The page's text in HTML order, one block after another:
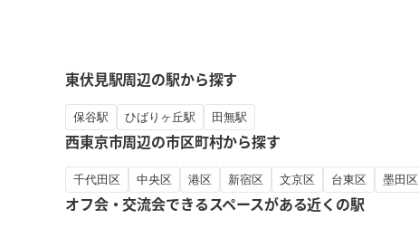
東伏見駅周辺の駅から探す
保谷駅 ひばりヶ丘駅 田無駅
西東京市周辺の市区町村から探す
千代田区 中央区 港区 新宿区 文京区 台東区 墨田区
オフ会・交流会できるスペースがある近くの駅